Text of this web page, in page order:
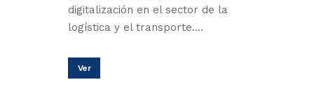
digitalización en el sector de la
logística y el transporte....
Ver